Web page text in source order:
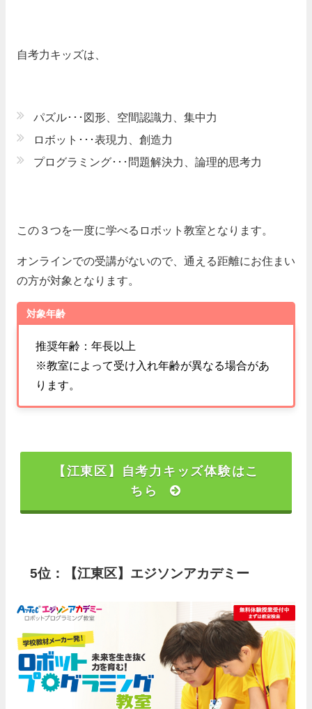
自考力キッズは、
パズル･･･図形、空間認識力、集中力
ロボット･･･表現力、創造力
プログラミング･･･問題解決力、論理的思考力
この３つを一度に学べるロボット教室となります。
オンラインでの受講がないので、通える距離にお住まい
の方が対象となります。
対象年齢
推奨年齢：年長以上
※教室によって受け入れ年齢が異なる場合があ
ります。
【江東区】自考力キッズ体験はこ
ちら
5位：【江東区】エジソンアカデミー